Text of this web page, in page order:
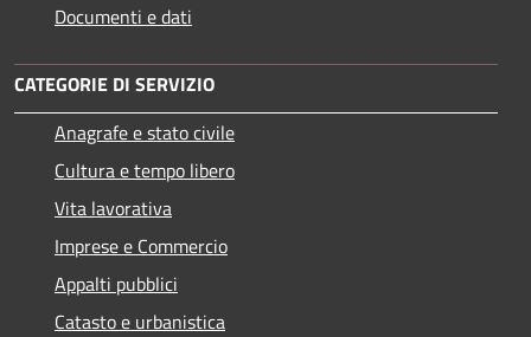
Documenti e dati
CATEGORIE DI SERVIZIO
Anagrafe e stato civile
Cultura e tempo libero
Vita lavorativa
Imprese e Commercio
Appalti pubblici
Catasto e urbanistica